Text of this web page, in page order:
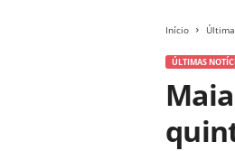
Início
ÚLTIMAS